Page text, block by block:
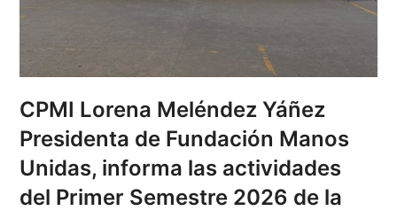
CPMI Lorena Meléndez Yáñez
Presidenta de Fundación Manos
Unidas, informa las actividades
del Primer Semestre 2026 de la